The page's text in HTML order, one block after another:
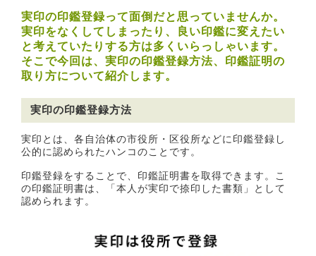
実印の印鑑登録って面倒だと思っていませんか。
実印をなくしてしまったり、良い印鑑に変えたい
と考えていたりする方は多くいらっしゃいます。
そこで今回は、実印の印鑑登録方法、印鑑証明の
取り方について紹介します。
実印の印鑑登録方法
実印とは、各自治体の市役所・区役所などに印鑑登録し
公的に認められたハンコのことです。
印鑑登録をすることで、印鑑証明書を取得できます。こ
の印鑑証明書は、「本人が実印で捺印した書類」として
認められます。